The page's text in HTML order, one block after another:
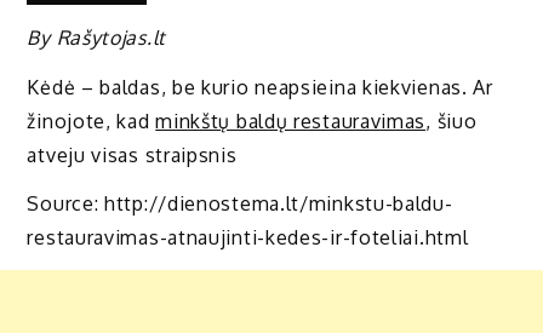
By Rašytojas.lt
Kėdė – baldas, be kurio neapsieina kiekvienas. Ar
žinojote, kadminkštų baldų restauravimas, šiuo
atveju visas straipsnis
Source: http://dienostema.lt/minkstu-baldu-
restauravimas-atnaujinti-kedes-ir-foteliai.html